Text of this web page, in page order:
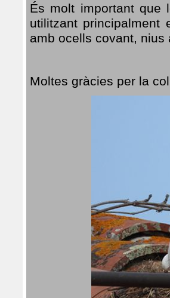
És molt important que
utilitzant
amb ocells covant,
Moltes gràcies per la